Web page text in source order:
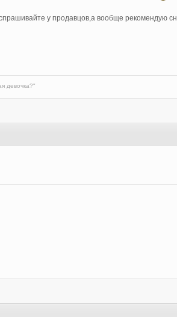
у продавцов,а вообще рекомендую
девочка?"